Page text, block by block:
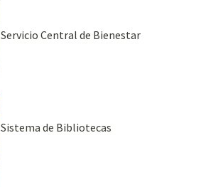
Servicio Central de Bienestar
Sistema de Bibliotecas